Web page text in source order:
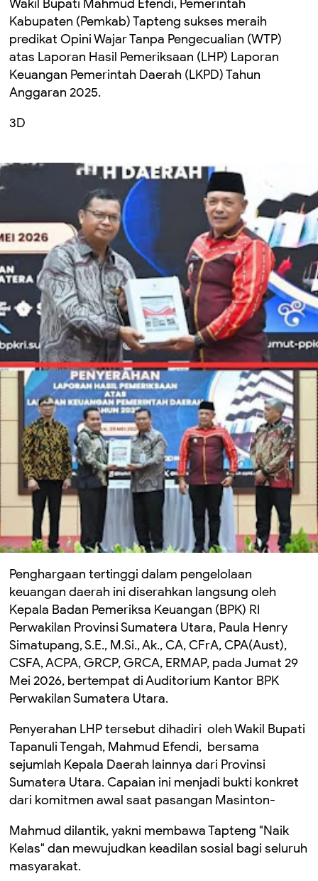
Wakil Bupati Mahmud Efendi, Pemerintah
Kabupaten (Pemkab) Tapteng sukses meraih
predikat Opini Wajar Tanpa Pengecualian (WTP)
atas Laporan Hasil Pemeriksaan (LHP) Laporan
Keuangan Pemerintah Daerah (LKPD) Tahun
Anggaran 2025.
3D
Penghargaan tertinggi dalam pengelolaan
keuangan daerah ini diserahkan langsung oleh
Kepala Badan Pemeriksa Keuangan (BPK) RI
Perwakilan Provinsi Sumatera Utara, Paula Henry
Simatupang, S.E., M.Si., Ak., CA, CFrA, CPA(Aust),
CSFA, ACPA, GRCP, GRCA, ERMAP, pada Jumat 29
Mei 2026, bertempat di Auditorium Kantor BPK
Perwakilan Sumatera Utara.
Penyerahan LHP tersebut dihadiri oleh Wakil Bupati
Tapanuli Tengah, Mahmud Efendi, bersama
sejumlah Kepala Daerah lainnya dari Provinsi
Sumatera Utara. Capaian ini menjadi bukti konkret
dari komitmen awal saat pasangan Masinton-
Mahmud dilantik, yakni membawa Tapteng "Naik
Kelas" dan mewujudkan keadilan sosial bagi seluruh
masyarakat.